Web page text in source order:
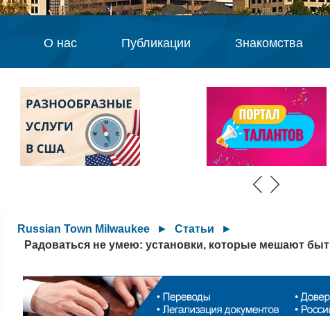
О нас Публикации Знакомства
Russian Town Milwaukee ► Статьи
►
Радоваться не умею: установки, которые мешают